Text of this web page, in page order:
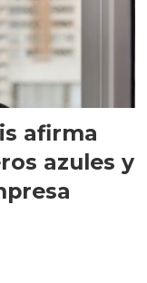
afirma
azules y